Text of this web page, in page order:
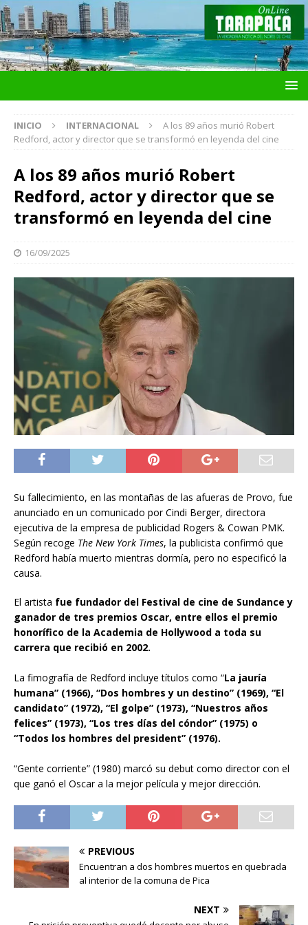
INICIO INTERNACIONAL
A los 89 años murió Robert
Redford, actor y director que se transformó en leyenda del cine
A los 89 años murió Robert
Redford, actor y director que se
transformó en leyenda del cine
16/09/2025
Su fallecimiento, en las montañas de las afueras de Provo, fue
anunciado en un comunicado por Cindi Berger, directora
ejecutiva de la empresa de publicidad Rogers & Cowan PMK.
Según recoge The New York Times, la publicista confirmó que
Redford había muerto mientras dormía, pero no especificó la
causa.
El artista fue fundador del Festival de cine de Sundance y
ganador de tres premios Oscar, entre ellos el premio
honorífico de la Academia de Hollywood a toda su
carrera que recibió en 2002.
La fimografía de Redford incluye títulos como “La jauría
humana” (1966), “Dos hombres y un destino” (1969), “El
candidato” (1972), “El golpe” (1973), “Nuestros años
felices” (1973), “Los tres días del cóndor” (1975) o
“Todos los hombres del president” (1976).
“Gente corriente” (1980) marcó su debut como director con el
que ganó el Oscar a la mejor película y mejor dirección.
PREVIOUS
Encuentran a dos hombres muertos en quebrada
al interior de la comuna de Pica
NEXT